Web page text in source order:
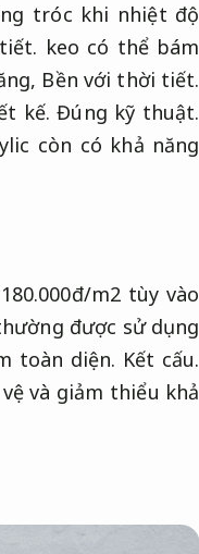
tróc khi nhiệt độ
keo có thể bám
Bền với thời tiết.
kế. Đúng kỹ thuật.
còn có khả năng
m2 tùy vào
được sử dụng
toàn diện. Kết cấu.
và giảm thiểu khả